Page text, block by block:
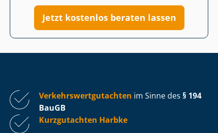
Jetzt kostenlos beraten lassen
Ver­kehrs­wert­gut­ach­ten im Sinne des § 194
BauGB
Kurzgutachten Harbke